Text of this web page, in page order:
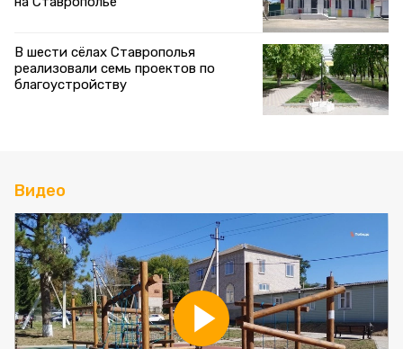
В шести сёлах Ставрополья
реализовали семь проектов по
благоустройству
Видео